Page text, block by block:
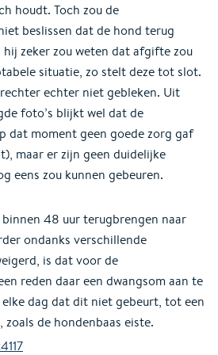
houdt. Toch zou de
beslissen dat de hond terug
hij zeker zou weten dat afgifte zou
situatie, zo stelt deze tot slot.
echter niet gebleken. Uit
foto’s blijkt wel dat de
dat moment geen goede zorg gaf
maar er zijn geen duidelijke
eens zou kunnen gebeuren.
48 uur terugbrengen naar
ondanks verschillende
is dat voor de
reden daar een dwangsom aan te
dag dat dit niet gebeurt, tot een
de hondenbaas eiste.